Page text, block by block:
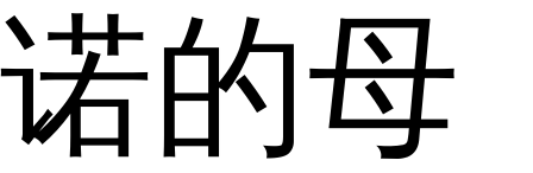
诺的母